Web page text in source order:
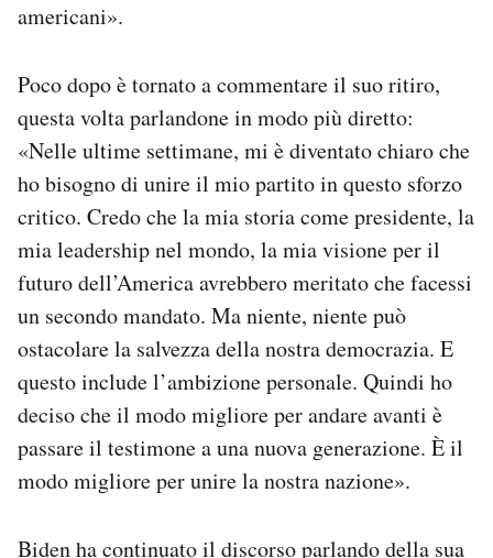
americani».
Poco dopo è tornato a commentare il suo ritiro,
questa volta parlandone in modo più diretto:
«Nelle ultime settimane, mi è diventato chiaro che
ho bisogno di unire il mio partito in questo sforzo
critico. Credo che la mia storia come presidente, la
mia leadership nel mondo, la mia visione per il
futuro dell’America avrebbero meritato che facessi
un secondo mandato. Ma niente, niente può
ostacolare la salvezza della nostra democrazia. E
questo include l’ambizione personale. Quindi ho
deciso che il modo migliore per andare avanti è
passare il testimone a una nuova generazione. È il
modo migliore per unire la nostra nazione».
Biden ha continuato il discorso parlando della sua